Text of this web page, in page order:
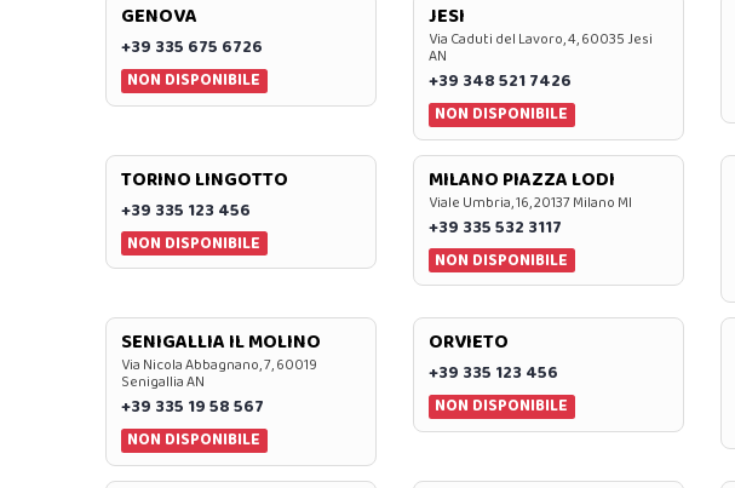
GENOVA
+39 335 675 6726
NON DISPONIBILE
JESI
Via Caduti del Lavoro, 4, 60035 Jesi
AN
+39 348 521 7426
NON DISPONIBILE
TORINO LINGOTTO
+39 335 123 456
NON DISPONIBILE
MILANO PIAZZA LODI
Viale Umbria, 16, 20137 Milano MI
+39 335 532 3117
NON DISPONIBILE
SENIGALLIA IL MOLINO
Via Nicola Abbagnano, 7, 60019
Senigallia AN
+39 335 19 58 567
NON DISPONIBILE
ORVIETO
+39 335 123 456
NON DISPONIBILE